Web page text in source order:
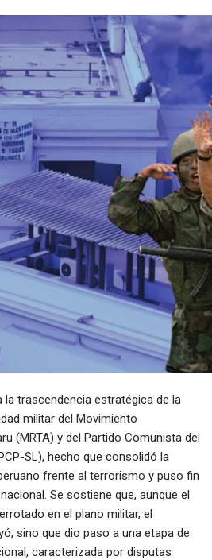
la trascendencia estratégica de la
militar del Movimiento
(MRTA) y del Partido Comunista del
SL), hecho que consolidó la
frente al terrorismo y puso fin
Se sostiene que, aunque el
en el plano militar, el
sino que dio paso a una etapa de
caracterizada por disputas